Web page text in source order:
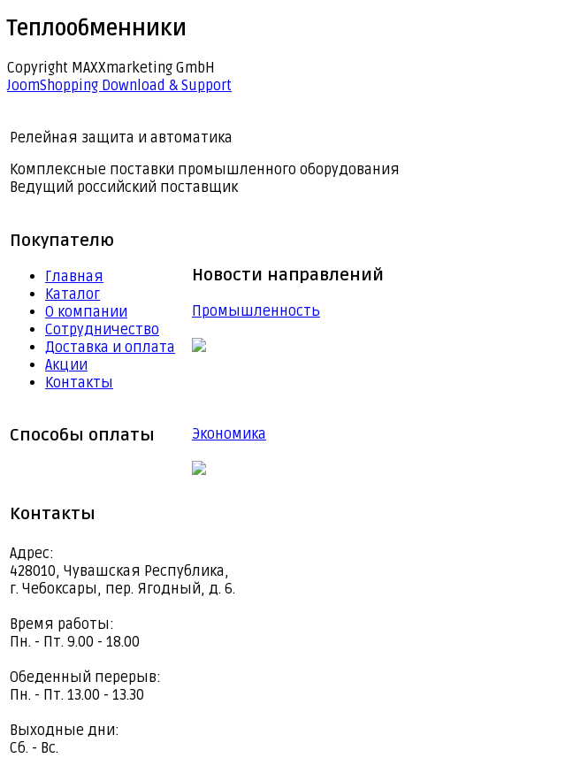
Теплообменники
Copyright MAXXmarketing GmbH
JoomShopping Download & Support
Релейная защита и автоматика
Комплексные поставки промышленного оборудования
Ведущий российский поставщик
Покупателю
Главная
Каталог
О компании
Сотрудничество
Доставка и оплата
Акции
Контакты
Новости направлений
Промышленность
Способы оплаты Экономика
Контакты
Адрес:
428010, Чувашская Республика,
г. Чебоксары, пер. Ягодный, д. 6.
Время работы:
Пн. - Пт. 9.00 - 18.00
Обеденный перерыв:
Пн. - Пт. 13.00 - 13.30
Выходные дни:
Сб. - Вс.